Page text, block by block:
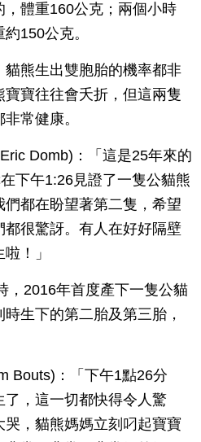
體重160公克；兩個小時
150公克。
熊生出雙胞胎的機率都非
寶往往會夭折，但這兩隻
常健康。
Domb)：「這是25年來的
下午1:26見證了一隻公貓熊
都在盼望著第二隻，希望
很驚訝。有人在好好隔壁
！」
，2016年首度產下一隻公貓
生下的第二胎及第三胎，
Bouts)：「下午1點26分
，這一切都快得令人驚
，貓熊媽媽立刻叼起寶寶